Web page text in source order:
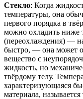
Стекло: Когда
температуры, она
первого порядка в
можно охладить ниже
(переохлаждения) —
быстро, — она может
вещество с
жидкость, но
твёрдому телу.
характеризующаяся
материала,